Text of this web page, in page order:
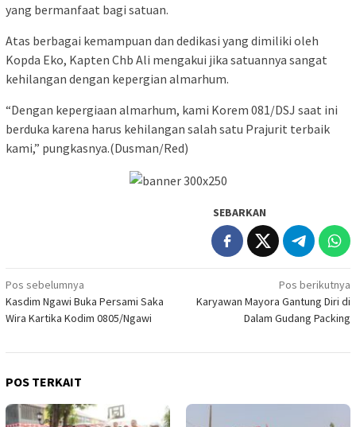
yang bermanfaat bagi satuan.
Atas berbagai kemampuan dan dedikasi yang dimiliki oleh
Kopda Eko, Kapten Chb Ali mengakui jika satuannya sangat
kehilangan dengan kepergian almarhum.
“Dengan kepergiaan almarhum, kami Korem 081/DSJ saat ini
berduka karena harus kehilangan salah satu Prajurit terbaik
kami,” pungkasnya.(Dusman/Red)
SEBARKAN
Navigasi
pos
Pos sebelumnya
Kasdim Ngawi Buka Persami Saka
Wira Kartika Kodim 0805/Ngawi
Pos berikutnya
Karyawan Mayora Gantung Diri di
Dalam Gudang Packing
POS TERKAIT